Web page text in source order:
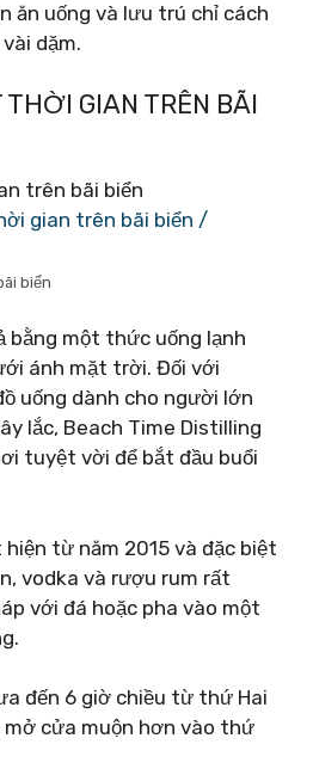
ăn uống và lưu trú chỉ cách
dặm.
GIAN TRÊN BÃI
gian trên bãi biển /
biển
bằng một thức uống lạnh
ánh mặt trời. Đối với
uống dành cho người lớn
lắc, Beach Time Distilling
tuyệt vời để bắt đầu buổi
từ năm 2015 và đặc biệt
vodka và rượu rum rất
với đá hoặc pha vào một
đến 6 giờ chiều từ thứ Hai
cửa muộn hơn vào thứ